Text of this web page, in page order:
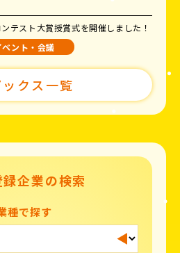
テスト大賞授賞式を開催しました！
ベント・会議
ックス一覧
録企業の検索
種で探す